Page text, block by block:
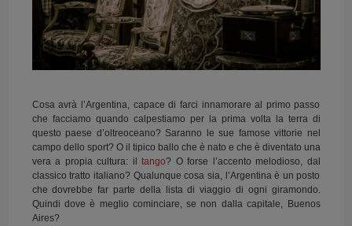
Cosa avrà l’Argentina, capace di farci innamorare al primo passo
che facciamo quando calpestiamo per la prima volta la terra di
questo paese d’oltreoceano? Saranno le sue famose vittorie nel
campo dello sport? O il tipico ballo che è nato e che è diventato una
vera a propia cultura: il tango? O forse l’accento melodioso, dal
classico tratto italiano? Qualunque cosa sia, l’Argentina è un posto
che dovrebbe far parte della lista di viaggio di ogni giramondo.
Quindi dove è meglio cominciare, se non dalla capitale, Buenos
Aires?